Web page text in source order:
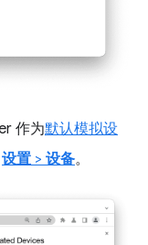
作为默认模拟设
设置 > 设备。